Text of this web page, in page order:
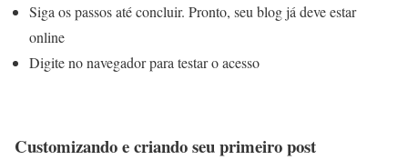
Siga os passos até concluir. Pronto, seu blog já deve estar
online
Digite no navegador para testar o acesso
Customizando e criando seu primeiro post